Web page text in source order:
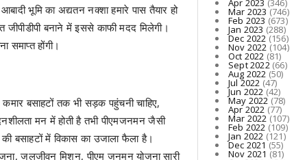
भूमि का अद्यतन नक्शा हमारे पास तैयार हो
बनाने में इससे काफी मदद मिलेगी।
होंगी।
बसाहटों तक भी सड़क पहुंचनी चाहिए,
मन में होती है तभी पीएमजनमन जैसी
बसाहटों में विकास का उजाला फैला है।
जलजीवन मिशन, पीएम जनमन योजना सारी
Apr 2023 (346)
Mar 2023 (746)
Feb 2023 (673)
Jan 2023 (288)
Dec 2022(156)
Nov 2022 (104)
Oct 2022 (81)
Sept 2022(66)
Aug 2022 (50)
Jul 2022 (47)
Jun 2022(42)
May 2022(78)
Apr 2022 (77)
Mar 2022(107)
Feb 2022 (109)
Jan 2022 (121)
Dec 2021 (55)
Nov 2021 (81)